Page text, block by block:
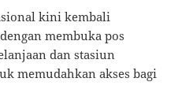
kini kembali
membuka pos
dan stasiun
memudahkan akses bagi